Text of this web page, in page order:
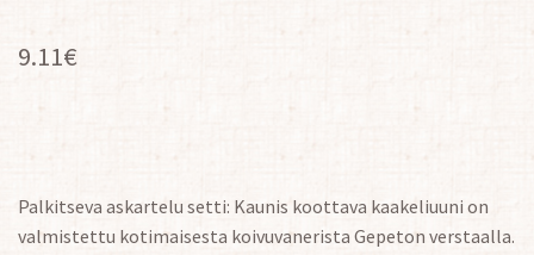
9.11€
Palkitseva askartelu setti: Kaunis koottava kaakeliuuni on
valmistettu kotimaisesta koivuvanerista Gepeton verstaalla.